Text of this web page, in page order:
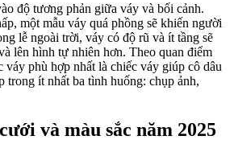
độ tương phản giữa váy và bối cảnh.
một mẫu váy quá phồng sẽ khiến người
lễ ngoài trời, váy có độ rũ và ít tầng sẽ
lên hình tự nhiên hơn. Theo quan điểm
váy phù hợp nhất là chiếc váy giúp cô dâu
trong ít nhất ba tình huống: chụp ảnh,
và màu sắc năm 2025